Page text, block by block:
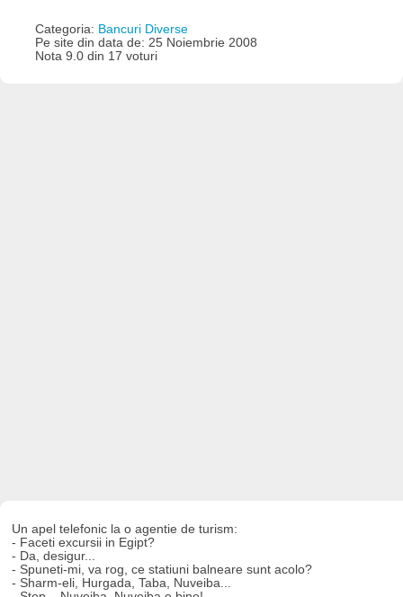
Categoria: Bancuri Diverse
Pe site din data de: 25 Noiembrie 2008
Nota 9.0 din 17 voturi
Un apel telefonic la o agentie de turism:
- Faceti excursii in Egipt?
- Da, desigur...
- Spuneti-mi, va rog, ce statiuni balneare sunt acolo?
- Sharm-eli, Hurgada, Taba, Nuveiba...